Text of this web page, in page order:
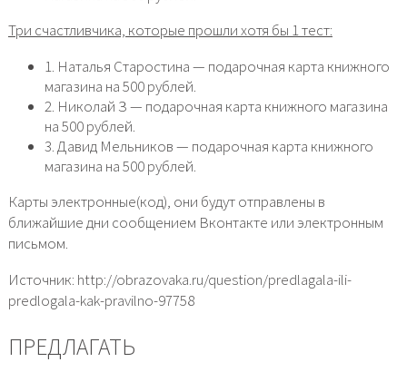
Три счастливчика, которые прошли хотя бы 1 тест:
1. Наталья Старостина — подарочная карта книжного
магазина на 500 рублей.
2. Николай З — подарочная карта книжного магазина
на 500 рублей.
3. Давид Мельников — подарочная карта книжного
магазина на 500 рублей.
Карты электронные(код), они будут отправлены в
ближайшие дни сообщением Вконтакте или электронным
письмом.
Источник: http://obrazovaka.ru/question/predlagala-ili-
predlogala-kak-pravilno-97758
ПРЕДЛАГАТЬ